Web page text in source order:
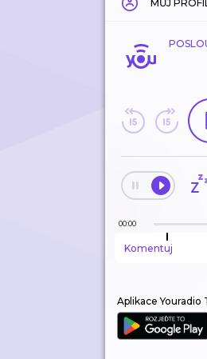
MŮJ
00:00
Komentuj
Aplikace Youradio